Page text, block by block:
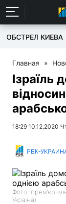
ОБСТРЕЛ КИЕВА
Главная »
Ізраїль
18:29 10.12.2020
РБК-
Фото: прем'єр-
Україна)